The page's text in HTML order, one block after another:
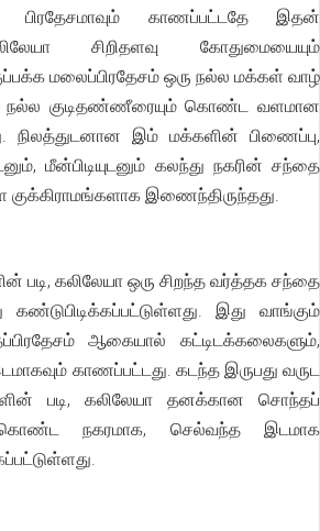
காணப்பட்டதே இதன்
சிறிதளவு கோதுமையையும்
மலைப்பிரதேசம் ஒரு நல்ல மக்கள் வாழ்
நல்ல குடிதண்ணீரையும் கொண்ட வளமான
நிலத்துடனான இம் மக்களின் பிணைப்பு,
மீன்பிடியுடனும் கலந்து நகரின் சந்தை
குக்கிராமங்களாக இணைந்திருந்தது.
கலிலேயா ஒரு சிறந்த வர்த்தக சந்தை
இது வாங்கும்
ஆகையால் கட்டிடக்கலைகளும்,
காணப்பட்டது. கடந்த இருபது வருட
படி, கலிலேயா தனக்கான சொந்தப்
கொண்ட நகரமாக, செல்வந்த இடமாக